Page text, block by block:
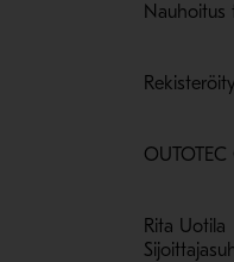
Nauhoitus
OUTOTEC
Rita Uotila